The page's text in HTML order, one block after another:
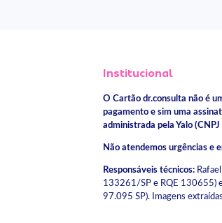
Institucional
O Cartão dr.consulta não é
pagamento e sim uma
administrada pela Yalo
Não atendemos urgências e
Responsáveis técnicos:Rafael
133261/SP e RQE 130655) e
97.095 SP). Imagens